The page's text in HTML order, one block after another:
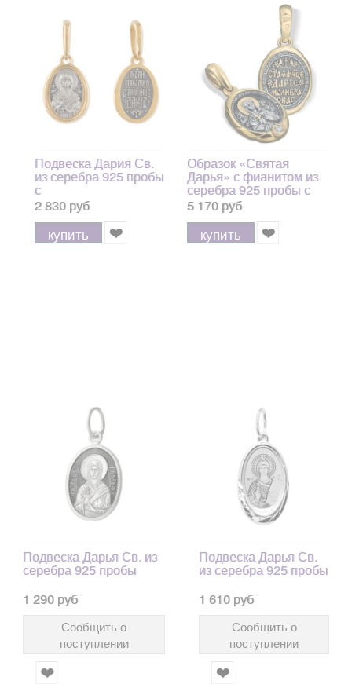
Подвеска Дария Св.
из серебра 925 пробы
с
2 830 руб
купить
Образок «Святая
Дарья» с фианитом из
серебра 925 пробы с
позолотой и чернением
5 170 руб
купить
Подвеска Дарья Св. из
серебра 925 пробы
1 290 руб
Сообщить о
поступлении
Подвеска Дарья Св.
из серебра 925 пробы
1 610 руб
Сообщить о
поступлении